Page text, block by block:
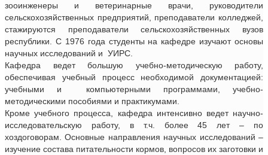
зооинженеры и ветеринарные врачи, руководители
сельскохозяйственных предприятий, преподаватели колледжей,
стажируются преподаватели сельскохозяйственных вузов
республики. С 1976 года студенты на кафедре изучают основы
научных исследований и УИРС.
Кафедра ведет большую учебно-методическую работу,
обеспечивая учебный процесс необходимой документацией:
учебными и компьютерными программами, учебно-
методическими пособиями и практикумами.
Кроме учебного процесса, кафедра интенсивно ведет научно-
исследовательскую работу, в т.ч. более 45 лет – по
хоздоговорам. Основные направления научных исследований –
изучение состава питательности кормов, вопросов их заготовки и